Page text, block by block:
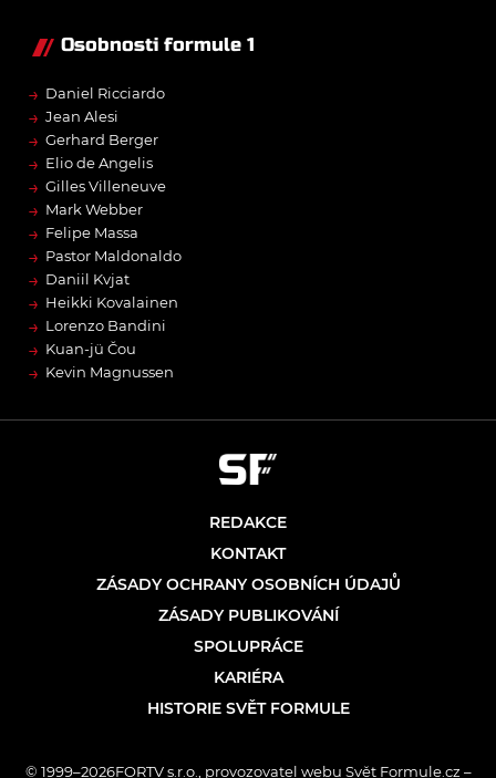
Osobnosti formule 1
→ Daniel Ricciardo
→ Jean Alesi
→ Gerhard Berger
→ Elio de Angelis
→ Gilles Villeneuve
→ Mark Webber
→ Felipe Massa
→ Pastor Maldonaldo
→ Daniil Kvjat
→ Heikki Kovalainen
→ Lorenzo Bandini
→ Kuan-jü Čou
→ Kevin Magnussen
REDAKCE
KONTAKT
ZÁSADY OCHRANY OSOBNÍCH ÚDAJŮ
ZÁSADY PUBLIKOVÁNÍ
SPOLUPRÁCE
KARIÉRA
HISTORIE SVĚT FORMULE
© 1999–2026FORTV s.r.o., provozovatel webu Svět Formule.cz –